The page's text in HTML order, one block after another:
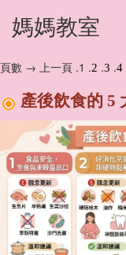
媽媽教室
頁數 → 上一頁 .1 .2 .3 .4
產後飲食的 5